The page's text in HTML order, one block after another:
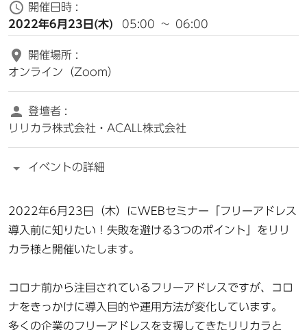
開催日時 :
2022年6月23日(木)
05:00 ~ 06:00
開催場所 :
オンライン（Zoom）
登壇者 :
リリカラ株式会社・ACALL株式会社
イベントの詳細
2022年6月23日（木）にWEBセミナー「フリーアドレス
導入前に知りたい！失敗を避ける3つのポイント」をリリ
カラ様と開催いたします。
コロナ前から注目されているフリーアドレスですが、コロ
ナをきっかけに導入目的や運用方法が変化しています。
多くの企業のフリーアドレスを支援してきたリリカラと